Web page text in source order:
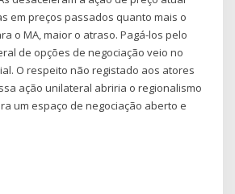
em preços passados quanto mais o
o MA, maior o atraso. Pagá-los pelo
de opções de negociação veio no
O respeito não registado aos atores
ação unilateral abriria o regionalismo
um espaço de negociação aberto e